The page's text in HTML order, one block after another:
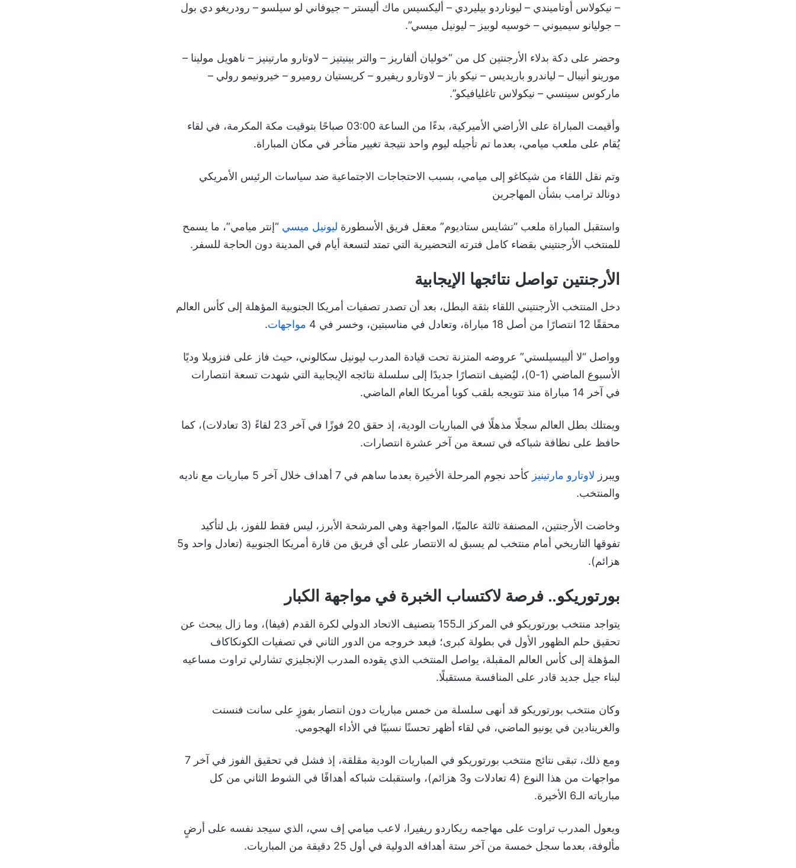
– نيكولاس أوتاميندي – ليوناردو بيليردي – أليكسيس ماك أليستر – جيوفاني لو سيلسو – رودريغو دي بول
– جوليانو سيميوني – خوسيه لوبيز – ليونيل ميسي”.
وحضر على دكة بدلاء الأرجنتين كل من “خوليان ألفاريز – والتر بينيتيز – لاوتارو مارتينيز – ناهويل مولينا –
مورينو أنيبال – لياندرو باريديس – نيكو باز – لاوتارو ريفيرو – كريستيان روميرو – خيرونيمو رولي –
ماركوس سينسي – نيكولاس تاغليافيكو”.
وأقيمت المباراة على الأراضي الأميركية، بدءًا من الساعة 03:00 صباحًا بتوقيت مكة المكرمة، في لقاء
يُقام على ملعب ميامي، بعدما تم تأجيله ليوم واحد نتيجة تغيير متأخر في مكان المباراة.
وتم نقل اللقاء من شيكاغو إلى ميامي، بسبب الاحتجاجات الاجتماعية ضد سياسات الرئيس الأمريكي
دونالد ترامب بشأن المهاجرين
واستقبل المباراة ملعب “تشايس ستاديوم” معقل فريق الأسطورة ليونيل ميسي “إنتر ميامي”، ما يسمح
للمنتخب الأرجنتيني بقضاء كامل فترته التحضيرية التي تمتد لتسعة أيام في المدينة دون الحاجة للسفر.
الأرجنتين تواصل نتائجها الإيجابية
دخل المنتخب الأرجنتيني اللقاء بثقة البطل، بعد أن تصدر تصفيات أمريكا الجنوبية المؤهلة إلى كأس العالم
محققًا 12 انتصارًا من أصل 18 مباراة، وتعادل في مناسبتين، وخسر في 4
مواجهات.
وواصل “لا ألبيسيلستي” عروضه المتزنة تحت قيادة المدرب ليونيل سكالوني، حيث فاز على فنزويلا وديًا
الأسبوع الماضي (1-0)، ليُضيف انتصارًا جديدًا إلى سلسلة نتائجه الإيجابية التي شهدت تسعة انتصارات
في آخر 14 مباراة منذ تتويجه بلقب كوبا أمريكا العام الماضي.
ويمتلك بطل العالم سجلًا مذهلًا في المباريات الودية، إذ حقق 20 فوزًا في آخر 23 لقاءً (3 تعادلات)، كما
حافظ على نظافة شباكه في تسعة من آخر عشرة انتصارات.
ويبرز لاوتارو مارتينيز
كأحد نجوم المرحلة الأخيرة بعدما ساهم في 7 أهداف خلال آخر 5 مباريات مع ناديه
والمنتخب.
وخاضت الأرجنتين، المصنفة ثالثة عالميًا، المواجهة وهي المرشحة الأبرز، ليس فقط للفوز، بل لتأكيد
تفوقها التاريخي أمام منتخب لم يسبق له الانتصار على أي فريق من قارة أمريكا الجنوبية (تعادل واحد و5
هزائم).
بورتوريكو.. فرصة لاكتساب الخبرة في مواجهة الكبار
يتواجد منتخب بورتوريكو في المركز الـ155 بتصنيف الاتحاد الدولي لكرة القدم (فيفا)، وما زال يبحث عن
تحقيق حلم الظهور الأول في بطولة كبرى؛ فبعد خروجه من الدور الثاني في تصفيات الكونكاكاف
المؤهلة إلى كأس العالم المقبلة، يواصل المنتخب الذي يقوده المدرب الإنجليزي تشارلي تراوت مساعيه
لبناء جيل جديد قادر على المنافسة مستقبلًا.
وكان منتخب بورتوريكو قد أنهى سلسلة من خمس مباريات دون انتصار بفوزٍ على سانت فنسنت
والغرينادين في يونيو الماضي، في لقاء أظهر تحسنًا نسبيًا في الأداء الهجومي.
ومع ذلك، تبقى نتائج منتخب بورتوريكو في المباريات الودية مقلقة، إذ فشل في تحقيق الفوز في آخر 7
مواجهات من هذا النوع (4 تعادلات و3 هزائم)، واستقبلت شباكه أهدافًا في الشوط الثاني من كل
مبارياته الـ6 الأخيرة.
ويعول المدرب تراوت على مهاجمه ريكاردو ريفيرا، لاعب ميامي إف سي، الذي سيجد نفسه على أرضٍ
مألوفة، بعدما سجل خمسة من آخر ستة أهدافه الدولية في أول 25 دقيقة من المباريات.